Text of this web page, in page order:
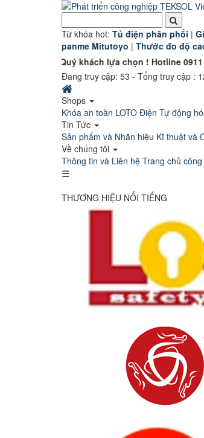
Từ khóa hot: Tủ điện phân phối | G
panme Mitutoyo | Thước đo độ
Quý khách lựa chọn ! Hotline 0911 110 800
Đang truy cập: 53 - Tổng truy cập :
Shops
Khóa an toàn LOTO Điện Tự động
Tin Tức
Sản phẩm và Nhãn hiệu Kĩ thuật và
Về chúng tôi
Thông tin và Liên hệ Trang chủ
☰
THƯƠNG HIỆU NỔI TIẾNG